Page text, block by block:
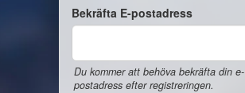
Bekräfta E-postadress
Du kommer att behöva bekräfta din e-
postadress efter registreringen.